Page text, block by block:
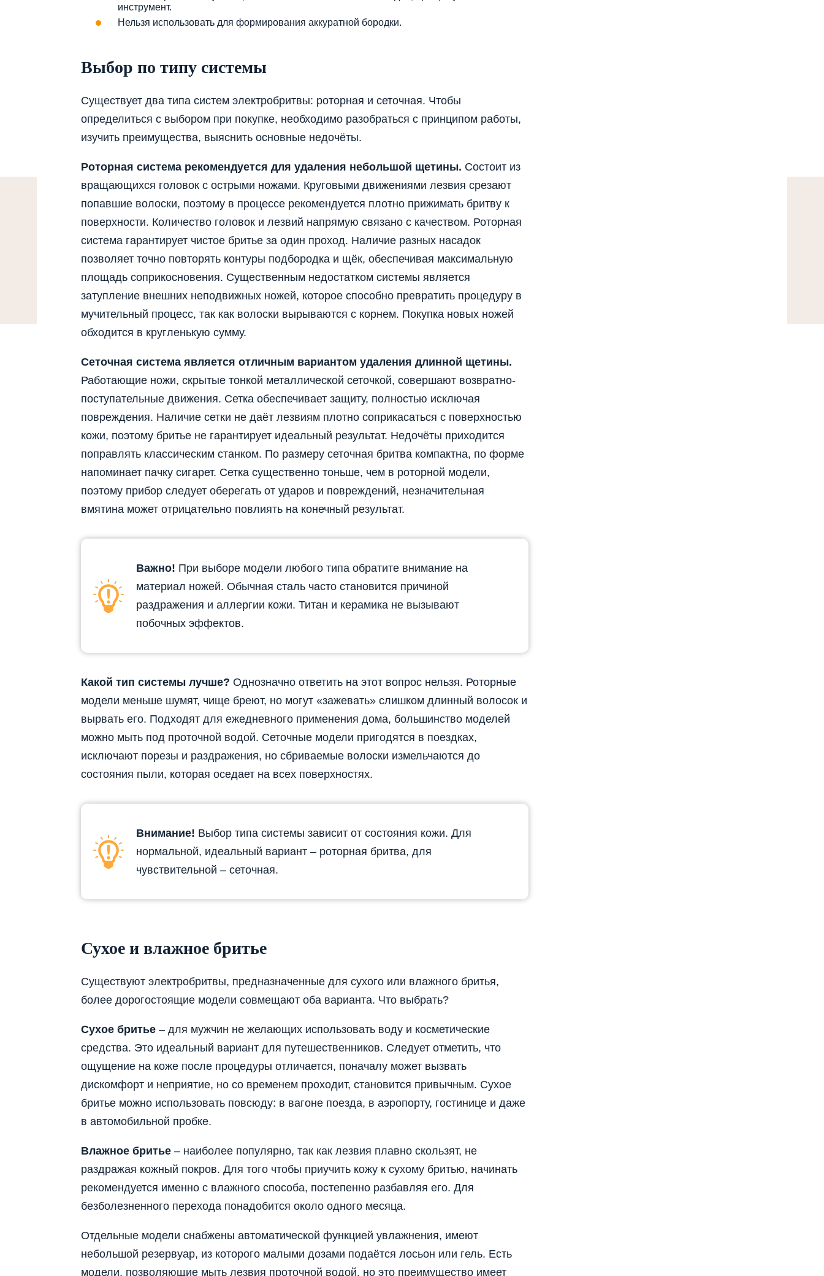
инструмент.
Нельзя использовать для формирования аккуратной бородки.
Выбор по типу системы
Существует два типа систем электробритвы: роторная и сеточная. Чтобы
определиться с выбором при покупке, необходимо разобраться с принципом работы,
изучить преимущества, выяснить основные недочёты.
Роторная система рекомендуется для удаления небольшой щетины. Состоит из
вращающихся головок с острыми ножами. Круговыми движениями лезвия срезают
попавшие волоски, поэтому в процессе рекомендуется плотно прижимать бритву к
поверхности. Количество головок и лезвий напрямую связано с качеством. Роторная
система гарантирует чистое бритье за один проход. Наличие разных насадок
позволяет точно повторять контуры подбородка и щёк, обеспечивая максимальную
площадь соприкосновения. Существенным недостатком системы является
затупление внешних неподвижных ножей, которое способно превратить процедуру в
мучительный процесс, так как волоски вырываются с корнем. Покупка новых ножей
обходится в кругленькую сумму.
Сеточная система является отличным вариантом удаления длинной щетины.
Работающие ножи, скрытые тонкой металлической сеточкой, совершают возвратно-
поступательные движения. Сетка обеспечивает защиту, полностью исключая
повреждения. Наличие сетки не даёт лезвиям плотно соприкасаться с поверхностью
кожи, поэтому бритье не гарантирует идеальный результат. Недочёты приходится
поправлять классическим станком. По размеру сеточная бритва компактна, по форме
напоминает пачку сигарет. Сетка существенно тоньше, чем в роторной модели,
поэтому прибор следует оберегать от ударов и повреждений, незначительная
вмятина может отрицательно повлиять на конечный результат.
Важно! При выборе модели любого типа обратите внимание на
материал ножей. Обычная сталь часто становится причиной
раздражения и аллергии кожи. Титан и керамика не вызывают
побочных эффектов.
Какой тип системы лучше? Однозначно ответить на этот вопрос нельзя. Роторные
модели меньше шумят, чище бреют, но могут «зажевать» слишком длинный волосок и
вырвать его. Подходят для ежедневного применения дома, большинство моделей
можно мыть под проточной водой. Сеточные модели пригодятся в поездках,
исключают порезы и раздражения, но сбриваемые волоски измельчаются до
состояния пыли, которая оседает на всех поверхностях.
Внимание! Выбор типа системы зависит от состояния кожи. Для
нормальной, идеальный вариант – роторная бритва, для
чувствительной – сеточная.
Сухое и влажное бритье
Существуют электробритвы, предназначенные для сухого или влажного бритья,
более дорогостоящие модели совмещают оба варианта. Что выбрать?
Сухое бритье – для мужчин не желающих использовать воду и косметические
средства. Это идеальный вариант для путешественников. Следует отметить, что
ощущение на коже после процедуры отличается, поначалу может вызвать
дискомфорт и неприятие, но со временем проходит, становится привычным. Сухое
бритье можно использовать повсюду: в вагоне поезда, в аэропорту, гостинице и даже
в автомобильной пробке.
Влажное бритье – наиболее популярно, так как лезвия плавно скользят, не
раздражая кожный покров. Для того чтобы приучить кожу к сухому бритью, начинать
рекомендуется именно с влажного способа, постепенно разбавляя его. Для
безболезненного перехода понадобится около одного месяца.
Отдельные модели снабжены автоматической функцией увлажнения, имеют
небольшой резервуар, из которого малыми дозами подаётся лосьон или гель. Есть
модели, позволяющие мыть лезвия проточной водой, но это преимущество имеет